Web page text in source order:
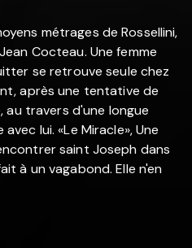
métrages de Rossellini,
Cocteau. Une femme
se retrouve seule chez
après une tentative de
au travers d'une longue
lui. «Le Miracle», Une
saint Joseph dans
à un vagabond. Elle n'en